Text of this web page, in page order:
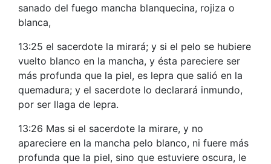
sanado del fuego mancha blanquecina, rojiza o
blanca,
13:25 el sacerdote la mirará; y si el pelo se hubiere
vuelto blanco en la mancha, y ésta pareciere ser
más profunda que la piel, es lepra que salió en la
quemadura; y el sacerdote lo declarará inmundo,
por ser llaga de lepra.
13:26 Mas si el sacerdote la mirare, y no
apareciere en la mancha pelo blanco, ni fuere más
profunda que la piel, sino que estuviere oscura, le